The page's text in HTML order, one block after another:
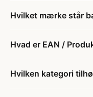
Hvilket mærke står
Hvad er EAN /
Hvilken kategori